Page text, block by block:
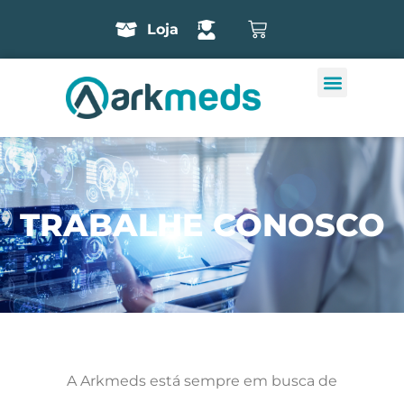
Loja
TRABALHE CONOSCO
A Arkmeds está sempre em busca de